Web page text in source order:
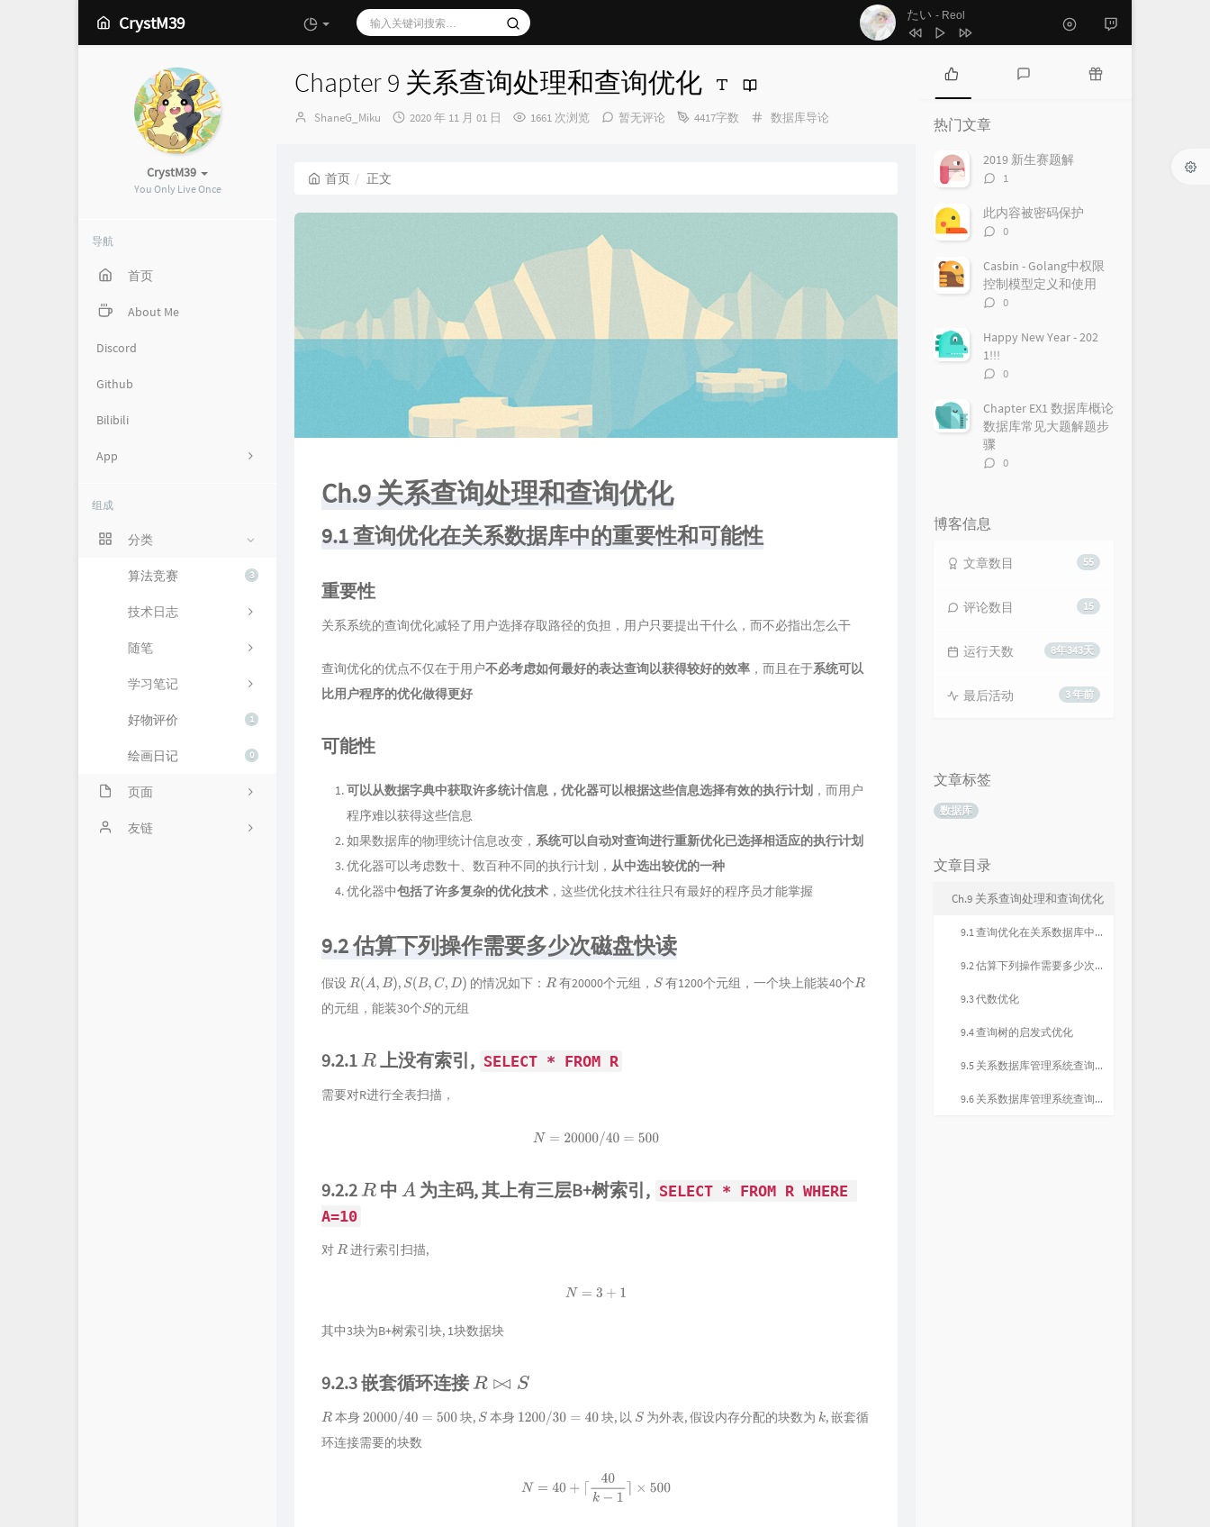
CrystM39 ヒカリ - 幾田りら
3
4 たい Reol
2人きりになっちゃってよ
Hanon / Kotoha
エンヴィーベイビー
CBNEL / 日野森志歩 / 小豆沢こはね / 草薙
寧々 / 東雲絵名 / 鏡音レン
10 サマータイムゴースト
水曜日のカンパネラ
CrystM39
You Only Live Once
导航
首页
About Me
Discord
Github
Bilibili
App
组成
分类
3
算法竞赛
技术日志
随笔
学习笔记
1
好物评价
0
绘画日记
页面
留言板
友链
Chapter 9 关系查询处理和查询优化
博
ShaneG_Miku
发
2020 年 11 月 01 日 1661 次浏览 暂无评论 4417字数
分
数据库导论
首页 正文
Ch.9 关系查询处理和查询优化
9.1 查询优化在关系数据库中的重要性和可能性
重要性
关系系统的查询优化减轻了用户选择存取路径的负担，用户只要提出干什么，而不必指出怎么干
查询优化的优点不仅在于用户不必考虑如何最好的表达查询以获得较好的效率 ，而且在于系统可以
比用户程序的优化做得更好
可能性
可以从数据字典中获取许多统计信息，优化器可以根据这些信息选择有效的执行计划 ，而用户
程序难以获得这些信息
如果数据库的物理统计信息改变， 系统可以自动对查询进行重新优化已选择相适应的执行计划
优化器可以考虑数十、数百种不同的执行计划， 从中选出较优的一种
优化器中包括了许多复杂的优化技术 ，这些优化技术往往只有最好的程序员才能掌握
9.2 估算下列操作需要多少次磁盘快读
假设 R(A,B) , S(B,C, D) 的情况如下：R 有20000个元组， S 有1200个元组，一个块上能装40个R
的元组，能装30个S的元组
9.2.1 R上没有索引, SELECT * FROM R
需要对R进行全表扫描，
N =20000/40= 500
9.2.2 R中 A 为主码, 其上有三层B+树索引, SELECT * FROM R WHERE
A=10
对R 进行索引扫描,
N= 3+ 1
其中3块为B+树索引块, 1块数据块
9.2.3 嵌套循环连接R⋈S
R 本身 20000/40=500 块, S本身 1200/30=40 块, 以 S为外表, 假设内存分配的块数为 k, 嵌套循
环连接需要的块数
N =40+⌈ 40k−1⌉×500
热
门
文
章
论
热门文章
2019 新生赛题解
评
数：
1
此内容被密码保护
评
数：
0
Casbin - Golang中权限
控制模型定义和使用
评
数：
0
Happy New Year - 202
1!!!
评
数：
0
Chapter EX1 数据库概论
数据库常见大题解题步
骤
评
0
博客信息
55
文章数目
15
评论数目
8年343天
运行天数
3 年前
最后活动
文章标签
数据库
文章目录
Ch.9 关系查询处理和查询优化
9.1 查询优化在关系数据库中的重要性和可能性
9.2 估算下列操作需要多少次磁盘快读
9.3 代数优化
9.4 查询树的启发式优化
9.5 关系数据库管理系统查询优化一般准则
9.6 关系数据库管理系统查询优化一般步骤